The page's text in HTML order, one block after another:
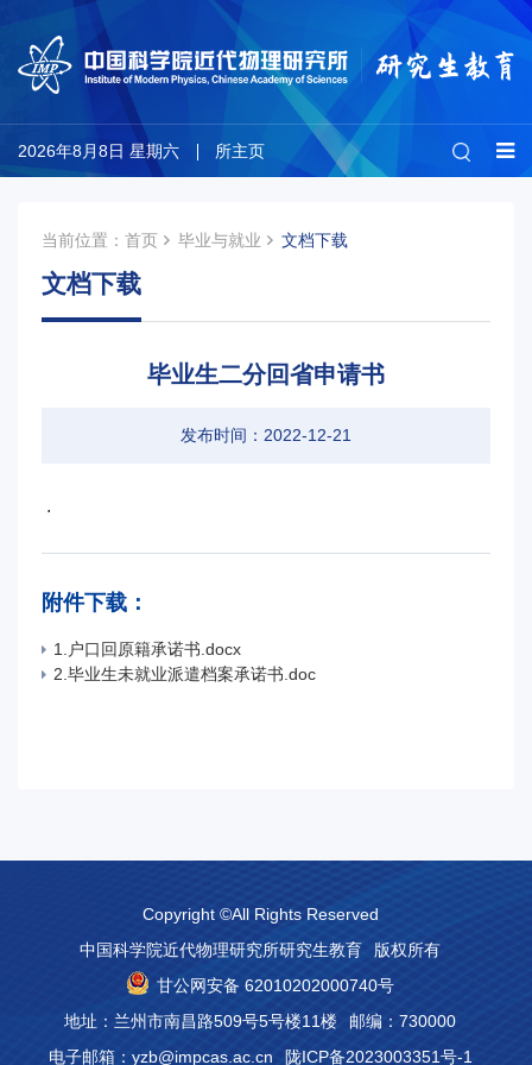
所主页
2026年8月8日 星期六
当前位置： 首页 毕业与就业 文档下载
文档下载
毕业生二分回省申请书
发布时间：2022-12-21
.
附件下载：
1.户口回原籍承诺书.docx
2.毕业生未就业派遣档案承诺书.doc
Copyright ©All Rights Reserved
中国科学院近代物理研究所研究生教育
版权所有
甘公网安备 62010202000740号
地址：兰州市南昌路509号5号楼11楼
邮编：730000
电子邮箱：yzb@impcas.ac.cn
陇ICP备2023003351号-1